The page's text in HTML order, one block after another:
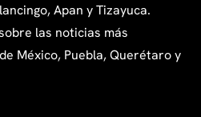
Apan y Tizayuca.
las noticias más
México, Puebla, Querétaro y